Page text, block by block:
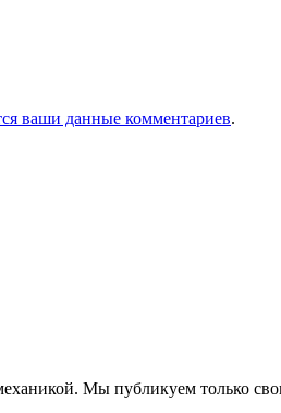
ваши данные комментариев.
Мы публикуем только